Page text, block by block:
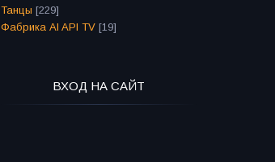
Танцы [229]
Фабрика AI API TV [19]
ВХОД НА САЙТ